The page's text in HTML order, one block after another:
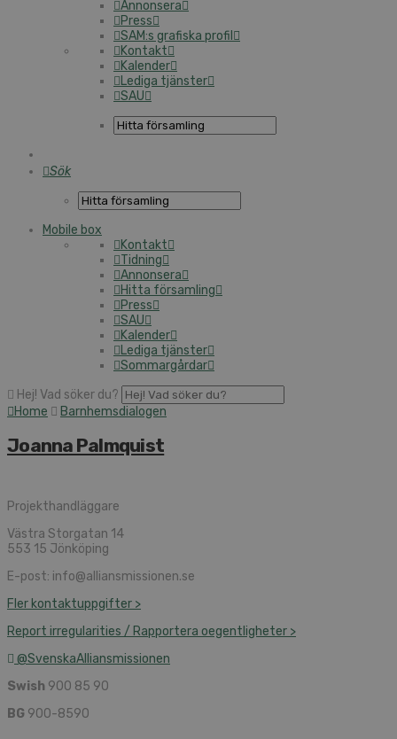
Annonsera
Press
SAM:s grafiska profil
Kontakt
Kalender
Lediga tjänster
SAU
Sök
Mobile box
Kontakt
Tidning
Annonsera
Hitta församling
Press
SAU
Kalender
Lediga tjänster
Sommargårdar
Hej! Vad söker du?
Home
Barnhemsdialogen
Joanna Palmquist
Projekthandläggare
Västra Storgatan 14
553 15 Jönköping
E-post: info@alliansmissionen.se
Fler kontaktuppgifter >
Report irregularities / Rapportera oegentligheter >
@SvenskaAlliansmissionen
Swish 900 85 90
BG 900-8590